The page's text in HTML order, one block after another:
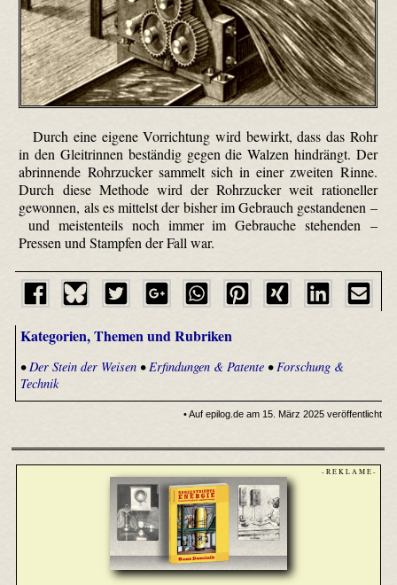
Durch eine eigene Vorrichtung wird bewirkt, dass das Rohr
in den Gleitrinnen beständig gegen die Walzen hindrängt. Der
abrinnende Rohrzucker sammelt sich in einer zweiten Rinne.
Durch diese Methode wird der Rohrzucker weit rationeller
gewonnen, als es mittelst der bisher im Gebrauch gestandenen –
und meistenteils noch immer im Gebrauche stehenden –
Pressen und Stampfen der Fall war.
Kategorien, Themen und Rubriken
•Der Stein der Weisen•Erfindungen & Patente•Forschung &
Technik
• Auf epilog.de am 15. März 2025 veröffentlicht
- R E K L A M E -